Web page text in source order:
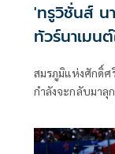
'ทรูวิชั่นส์ น
ทัวร์นาเมน
สมรภูมิแห่งศักดิ์ศ
กำลังจะกลับมา
NOW) คว้าสิทธิ์
อาเซียนอย่างเป็